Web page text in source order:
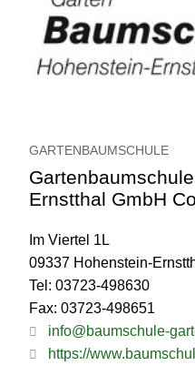
GARTENBAUMSCHULE
Ernstthal GmbH
Im Viertel 1L
09337 Hohenstein-
Tel: 03723-498630
Fax: 03723-498651
info@baumschule-
https://